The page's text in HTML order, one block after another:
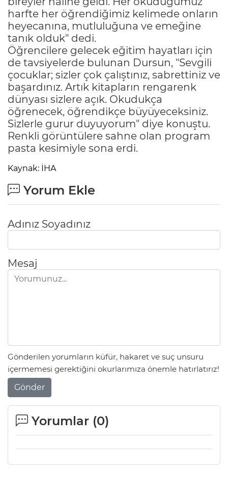
harfte her öğrendiğimiz kelimede onların
heyecanına, mutluluğuna ve emeğine
tanık olduk" dedi.
Öğrencilere gelecek eğitim hayatları için
de tavsiyelerde bulunan Dursun, "Sevgili
çocuklar; sizler çok çalıştınız, sabrettiniz ve
başardınız. Artık kitapların rengarenk
dünyası sizlere açık. Okudukça
öğrenecek, öğrendikçe büyüyeceksiniz.
Sizlerle gurur duyuyorum" diye konuştu.
Renkli görüntülere sahne olan program
pasta kesimiyle sona erdi.
Kaynak: İHA
Yorum Ekle
Adınız Soyadınız
Mesaj
Gönderilen yorumların küfür, hakaret ve suç unsuru
içermemesi gerektiğini okurlarımıza önemle hatırlatırız!
Gönder
Yorumlar (0)